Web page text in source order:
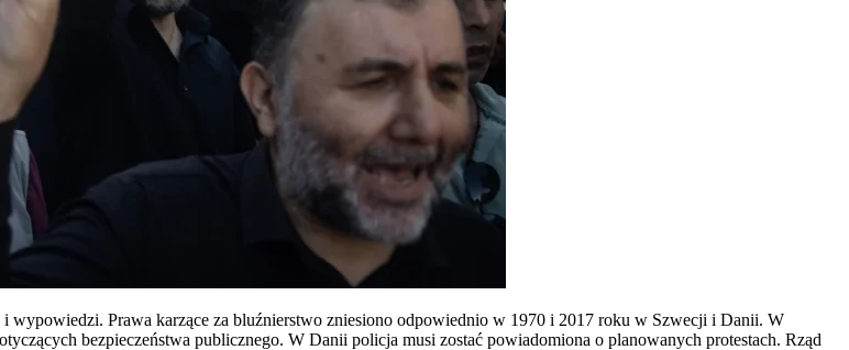
wypowiedzi. Prawa karzące za bluźnierstwo zniesiono odpowiednio w 1970 i 2017 roku w Szwecji i Danii. W
bezpieczeństwa publicznego. W Danii policja musi zostać powiadomiona o planowanych protestach. Rząd